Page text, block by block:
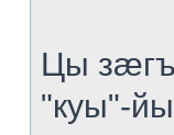
Цы
"куы"-